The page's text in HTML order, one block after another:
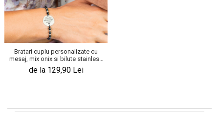
Bratari cuplu personalizate cu
mesaj, mix onix si bilute stainless
steel
de la 129,90 Lei